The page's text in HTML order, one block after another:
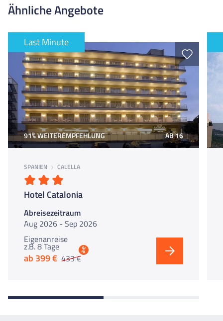
VIP Card zu buchen, mit der ihr in den Clubs spart. Außerdem
organisiert euer Teamer-Team oft ein tägliches Pub Warm-Up,
Liege inklusive habt) und coole Ausflüge.
Ähnliche Angebote
Last Minute
91% WEITEREMPFEHLUNG AB 16
SPANIEN CALELLA
Hotel Catalonia
Abreisezeitraum
Aug 2026 - Sep 2026
Eigenanreise
z.B. 8 Tage
ab 399 € 433 €
%